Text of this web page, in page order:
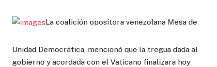
La coalición opositora venezolana Mesa de
Unidad Democrática, mencionó que la tregua dada al
gobierno y acordada con el Vaticano finalizara hoy